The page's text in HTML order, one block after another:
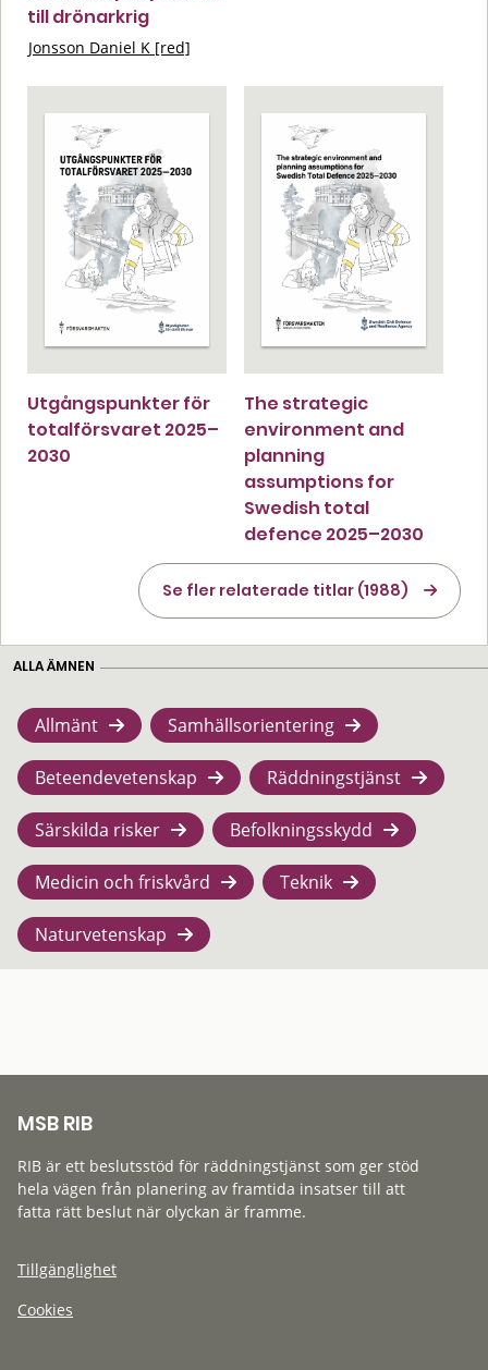
till drönarkrig
Jonsson Daniel K [red]
Utgångspunkter för
totalförsvaret 2025–
2030
The strategic
environment and
planning
assumptions for
Swedish total
defence 2025–2030
Se fler relaterade titlar (1988)
ALLA ÄMNEN
Allmänt Samhällsorientering
Beteendevetenskap Räddningstjänst
Särskilda risker Befolkningsskydd
Medicin och friskvård Teknik
Naturvetenskap
MSB RIB
RIB är ett beslutsstöd för räddningstjänst som ger stöd
hela vägen från planering av framtida insatser till att
fatta rätt beslut när olyckan är framme.
Tillgänglighet
Cookies